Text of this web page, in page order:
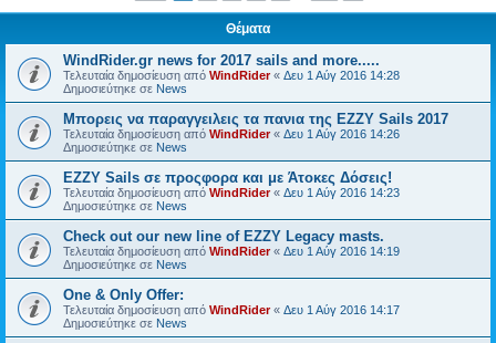
Θέματα
WindRider.gr news for 2017 sails and more.....
Τελευταία δημοσίευση από WindRider« Δευ 1 Αύγ 2016 14:28
Δημοσιεύτηκε σε News
Mπορεις να παραγγειλεις τα πανια της EZZY Sails 2017
Τελευταία δημοσίευση από WindRider« Δευ 1 Αύγ 2016 14:26
Δημοσιεύτηκε σε News
EZZY Sails σε προςφορα και με Άτοκες Δόσεις!
Τελευταία δημοσίευση από WindRider« Δευ 1 Αύγ 2016 14:23
Δημοσιεύτηκε σε News
Check out our new line of EZZY Legacy masts.
Τελευταία δημοσίευση από WindRider« Δευ 1 Αύγ 2016 14:19
Δημοσιεύτηκε σε News
One & Only Offer:
Τελευταία δημοσίευση από WindRider« Δευ 1 Αύγ 2016 14:17
Δημοσιεύτηκε σε News